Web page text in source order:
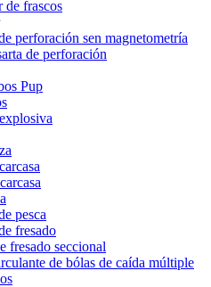
de frascos
perforación sen magnetometría
de perforación
Pup
pesca
fresado
fresado seccional
de bólas de caída múltiple